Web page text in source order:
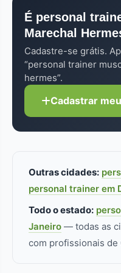
atendimento
especificamente,
adicional faz
É personal
Marechal
Cadastre-se grátis.
“personal trainer
hermes”.
Cadastrar
Outras cidades:
personal trainer em
Todo o estado:
Janeiro — todas as
com profissionais de